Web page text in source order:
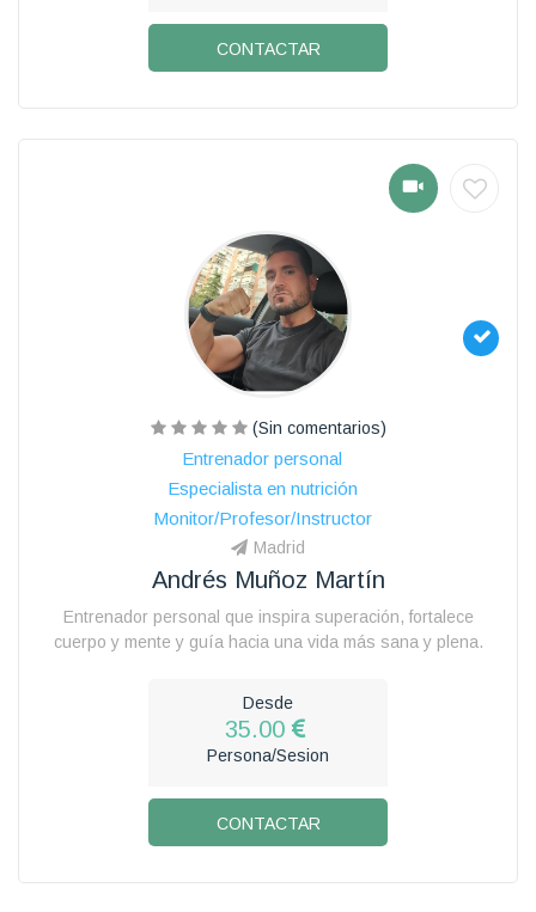
CONTACTAR
(Sin comentarios)
Entrenador personal
Especialista en nutrición
Monitor/Profesor/Instructor
Madrid
Andrés Muñoz Martín
Entrenador personal que inspira superación, fortalece
cuerpo y mente y guía hacia una vida más sana y plena.
Desde
35.00
Persona/Sesion
CONTACTAR